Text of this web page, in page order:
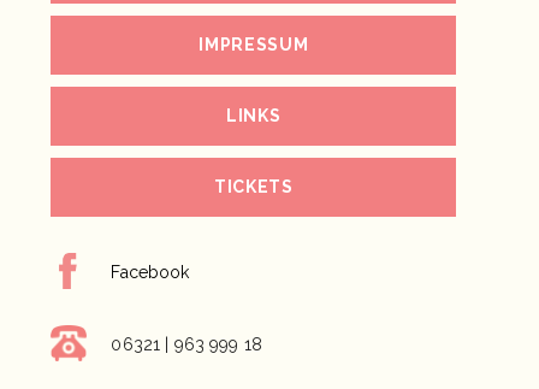
IMPRESSUM
LINKS
TICKETS
Facebook
06321 | 963 999 18